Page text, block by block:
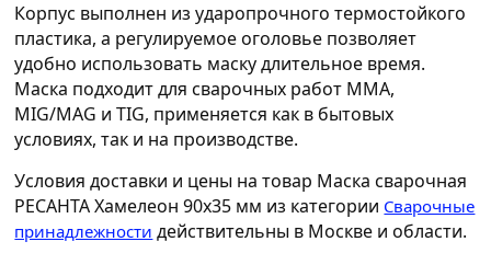
Корпус выполнен из ударопрочного термостойкого
пластика, а регулируемое оголовье позволяет
удобно использовать маску длительное время.
Маска подходит для сварочных работ MMA,
MIG/MAG и TIG, применяется как в бытовых
условиях, так и на производстве.
Условия доставки и цены на товар Маска сварочная
РЕСАНТА Хамелеон 90х35 мм из категории Сварочные
принадлежности действительны в Москве и области.